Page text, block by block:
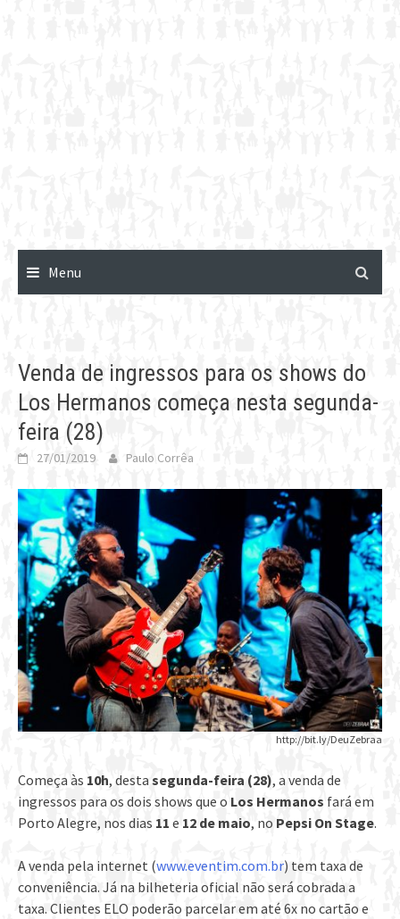
Menu
Venda de ingressos para os shows do
Los Hermanos começa nesta segunda-
feira (28)
27/01/2019 Paulo Corrêa
http://bit.ly/DeuZebraa
Começa às 10h, desta segunda-feira (28), a venda de
ingressos para os dois shows que o Los Hermanos fará em
Porto Alegre, nos dias 11 e 12 de maio, no Pepsi On Stage.
A venda pela internet (www.eventim.com.br) tem taxa de
conveniência. Já na bilheteria oficial não será cobrada a
taxa. Clientes ELO poderão parcelar em até 6x no cartão e